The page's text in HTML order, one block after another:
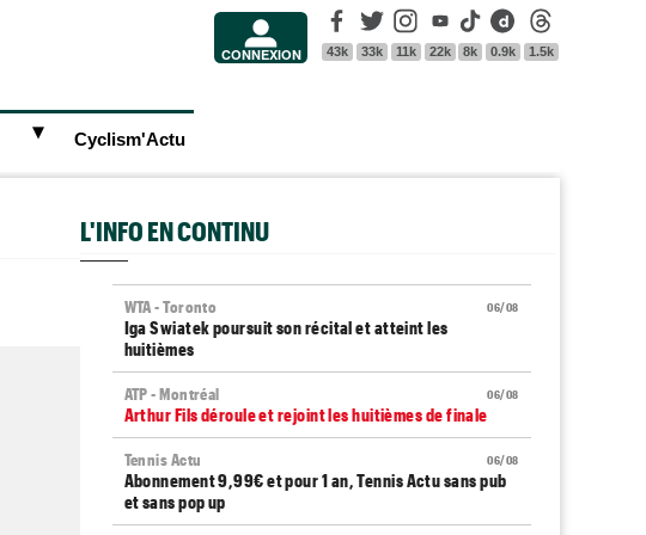
CONNEXION
Facebook
43k
Twitter
33k
Instagram
11k
Youtube
22k
Tik Tok
8k
Dailymotion
0.9k 1.5k
► Cyclism'Actu
L'INFO EN CONTINU
06/08
WTA - Toronto
Iga Swiatek poursuit son récital et atteint les
huitièmes
06/08
ATP - Montréal
Arthur Fils déroule et rejoint les huitièmes de finale
06/08
Tennis Actu
Abonnement 9,99€ et pour 1 an, Tennis Actu sans pub
et sans pop up